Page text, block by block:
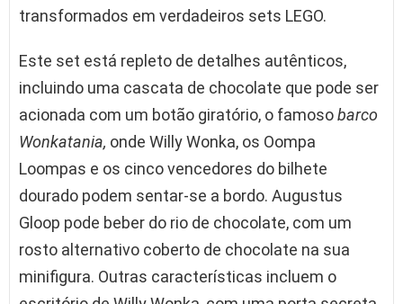
transformados em verdadeiros sets LEGO.
Este set está repleto de detalhes autênticos,
incluindo uma cascata de chocolate que pode ser
acionada com um botão giratório, o famosobarco
Wonkatania, onde Willy Wonka, os Oompa
Loompas e os cinco vencedores do bilhete
dourado podem sentar-se a bordo. Augustus
Gloop pode beber do rio de chocolate, com um
rosto alternativo coberto de chocolate na sua
minifigura. Outras características incluem o